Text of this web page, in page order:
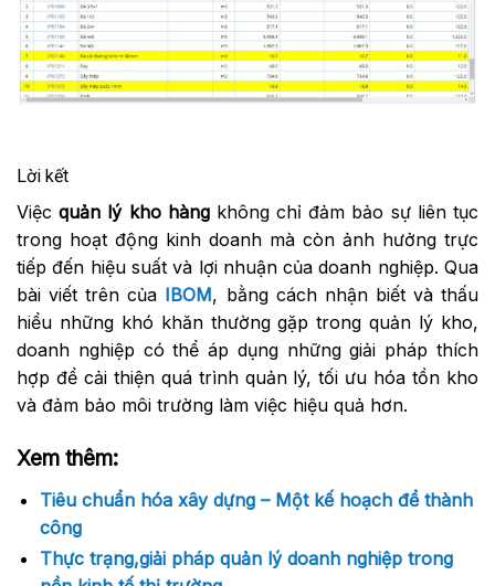
Lời kết
Việcquản lý kho hàngkhông chỉ đảm bảo sự liên tục
trong hoạt động kinh doanh mà còn ảnh hưởng trực
tiếp đến hiệu suất và lợi nhuận của doanh nghiệp. Qua
bài viết trên của IBOM, bằng cách nhận biết và thấu
hiểu những khó khăn thường gặp trong quản lý kho,
doanh nghiệp có thể áp dụng những giải pháp thích
hợp để cải thiện quá trình quản lý, tối ưu hóa tồn kho
và đảm bảo môi trường làm việc hiệu quả hơn.
Xem thêm:
Tiêu chuẩn hóa xây dựng – Một kế hoạch để thành
công
Thực trạng,giải pháp quản lý doanh nghiệp trong